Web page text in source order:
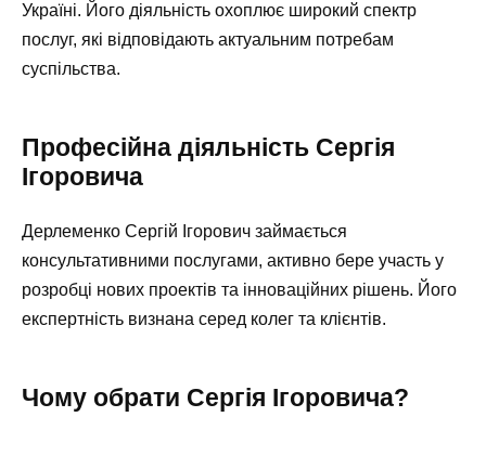
Україні. Його діяльність охоплює широкий спектр
послуг, які відповідають актуальним потребам
суспільства.
Професійна діяльність Сергія
Ігоровича
Дерлеменко Сергій Ігорович займається
консультативними послугами, активно бере участь у
розробці нових проектів та інноваційних рішень. Його
експертність визнана серед колег та клієнтів.
Чому обрати Сергія Ігоровича?